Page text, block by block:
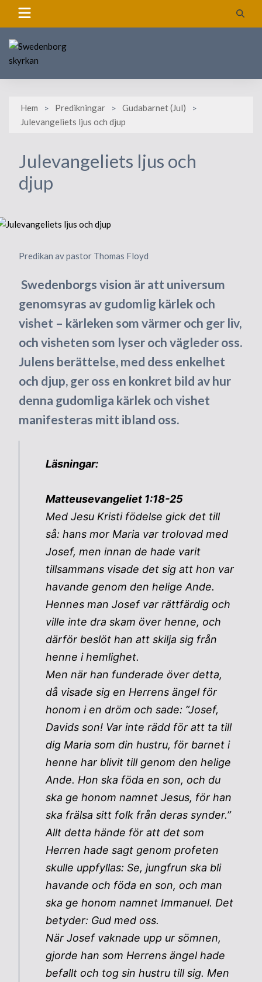
Hem Predikningar
Gudabarnet (Jul)
Julevangeliets ljus och djup
Julevangeliets ljus och
djup
Predikan av pastor Thomas Floyd
Swedenborgs vision är att universum
genomsyras av gudomlig kärlek och
vishet – kärleken som värmer och ger liv,
och visheten som lyser och vägleder oss.
Julens berättelse, med dess enkelhet
och djup, ger oss en konkret bild av hur
denna gudomliga kärlek och vishet
manifesteras mitt ibland oss.
Läsningar:
Matteusevangeliet 1:18-25
Med Jesu Kristi födelse gick det till
så: hans mor Maria var trolovad med
Josef, men innan de hade varit
tillsammans visade det sig att hon var
havande genom den helige Ande.
Hennes man Josef var rättfärdig och
ville inte dra skam över henne, och
därför beslöt han att skilja sig från
henne i hemlighet.
Men när han funderade över detta,
då visade sig en Herrens ängel för
honom i en dröm och sade: ”Josef,
Davids son! Var inte rädd för att ta till
dig Maria som din hustru, för barnet i
henne har blivit till genom den helige
Ande. Hon ska föda en son, och du
ska ge honom namnet Jesus, för han
ska frälsa sitt folk från deras synder.”
Allt detta hände för att det som
Herren hade sagt genom profeten
skulle uppfyllas: Se, jungfrun ska bli
havande och föda en son, och man
ska ge honom namnet Immanuel. Det
betyder: Gud med oss.
När Josef vaknade upp ur sömnen,
gjorde han som Herrens ängel hade
befallt och tog sin hustru till sig. Men